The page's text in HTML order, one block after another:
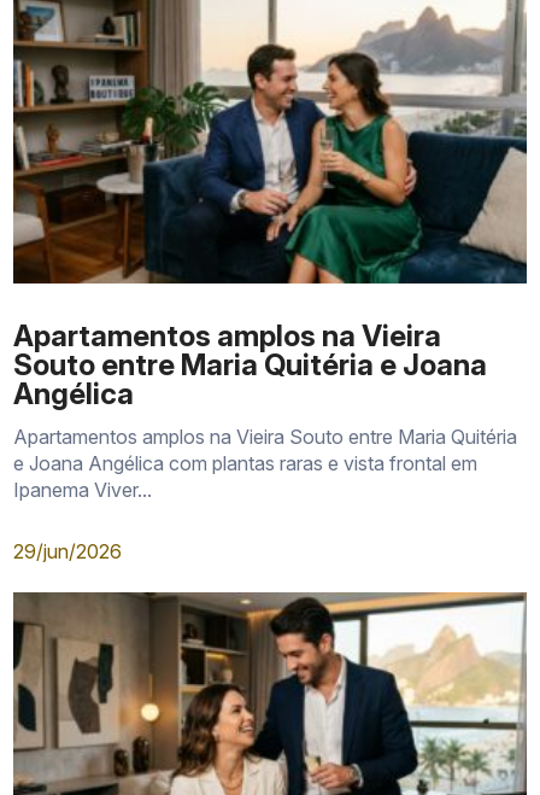
Apartamentos amplos na Vieira
Souto entre Maria Quitéria e Joana
Angélica
Apartamentos amplos na Vieira Souto entre Maria Quitéria
e Joana Angélica com plantas raras e vista frontal em
Ipanema Viver...
29/jun/2026